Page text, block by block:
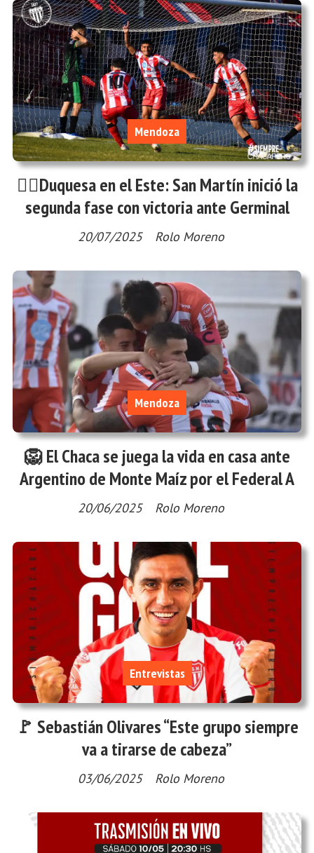
✌🏻Duquesa en el Este: San Martín inició la
segunda fase con victoria ante Germinal
Rolo Moreno
Mendoza
20/07/2025
🦁 El Chaca se juega la vida en casa ante
Argentino de Monte Maíz por el Federal A
Rolo Moreno
Mendoza
20/06/2025
🚩 Sebastián Olivares “Este grupo siempre
va a tirarse de cabeza”
Rolo Moreno
Entrevistas
03/06/2025